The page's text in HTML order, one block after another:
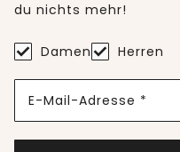
du nichts mehr!
Damen Herren
E-Mail-Adresse *